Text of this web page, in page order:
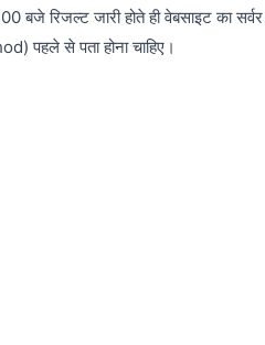
बजे रिजल्ट जारी होते ही वेबसाइट का
पहले से पता होना चाहिए।